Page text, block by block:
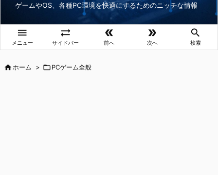
ゲームやOS、各種PC環境を快適にするためのニッチな情報

メニュー

サイドバー

前へ

次へ

検索
ホーム > PCゲーム全般